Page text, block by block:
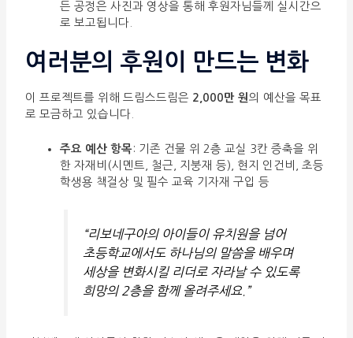
든 공정은 사진과 영상을 통해 후원자님들께 실시간으
로 보고됩니다.
여러분의 후원이 만드는 변화
이 프로젝트를 위해 드림스드림은 2,000만 원의 예산을 목표
로 모금하고 있습니다.
주요 예산 항목 : 기존 건물 위 2층 교실 3칸 증축을 위
한 자재비(시멘트, 철근, 지붕재 등), 현지 인건비, 초등
학생용 책걸상 및 필수 교육 기자재 구입 등
“리보네구아의 아이들이 유치원을 넘어
초등학교에서도 하나님의 말씀을 배우며
세상을 변화시킬 리더로 자라날 수 있도록
희망의 2층을 함께 올려주세요.”